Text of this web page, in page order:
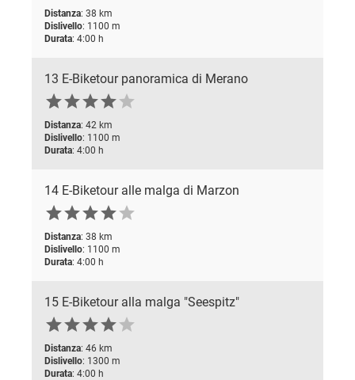
Distanza: 38 km
Dislivello: 1100 m
Durata: 4:00 h
13 E-Biketour panoramica di Merano


Distanza: 42 km
Dislivello: 1100 m
Durata: 4:00 h
14 E-Biketour alle malga di Marzon


Distanza: 38 km
Dislivello: 1100 m
Durata: 4:00 h
15 E-Biketour alla malga "Seespitz"


Distanza: 46 km
Dislivello: 1300 m
Durata: 4:00 h